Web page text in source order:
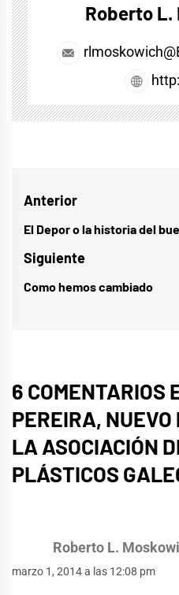
Roberto L.
Navegación
de
entradas
Anterior
Entrada
anterior:
El Depor o la historia del
Siguiente
Entrada
Como hemos cambiado
6 COMENTARIOS
PEREIRA,
LA ASOCIACIÓN
PLÁSTICOS
Roberto L.
marzo 1, 2014 a las 12:08 pm